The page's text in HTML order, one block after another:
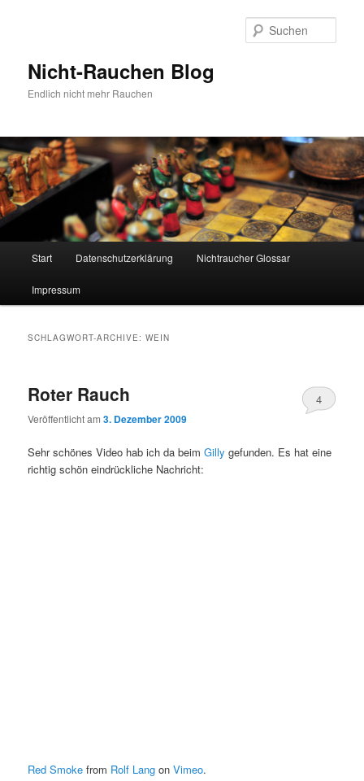
Nicht-Rauchen Blog
Endlich nicht mehr Rauchen
Start Datenschutzerklärung Nichtraucher Glossar
Impressum
SCHLAGWORT-ARCHIVE:WEIN
Roter Rauch
Veröffentlicht am3. Dezember 2009
4
Sehr schönes Video hab ich da beimGilly gefunden. Es hat eine
richtig schön eindrückliche Nachricht:
Red Smoke from Rolf Lang onVimeo.